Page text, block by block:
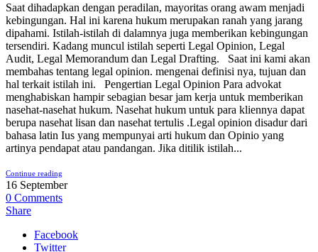
Saat dihadapkan dengan peradilan, mayoritas orang awam menjadi
kebingungan. Hal ini karena hukum merupakan ranah yang jarang
dipahami. Istilah-istilah di dalamnya juga memberikan kebingungan
tersendiri. Kadang muncul istilah seperti Legal Opinion, Legal
Audit, Legal Memorandum dan Legal Drafting. Saat ini kami akan
membahas tentang legal opinion. mengenai definisi nya, tujuan dan
hal terkait istilah ini. Pengertian Legal Opinion Para advokat
menghabiskan hampir sebagian besar jam kerja untuk memberikan
nasehat-nasehat hukum. Nasehat hukum untuk para kliennya dapat
berupa nasehat lisan dan nasehat tertulis .Legal opinion disadur dari
bahasa latin Ius yang mempunyai arti hukum dan Opinio yang
artinya pendapat atau pandangan. Jika ditilik istilah...
Continue reading
16 September
0 Comments
Share
Facebook
Twitter